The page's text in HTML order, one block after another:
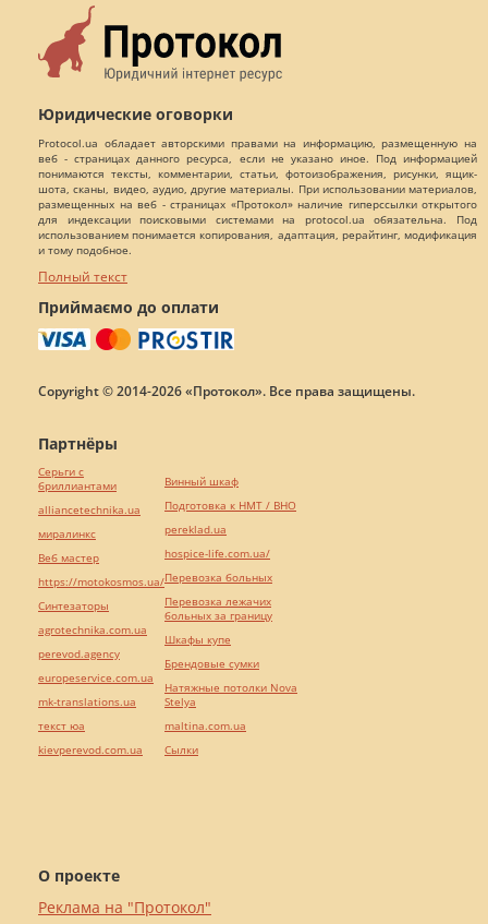
Юридические оговорки
Protocol.ua обладает авторскими правами на информацию, размещенную на
веб - страницах данного ресурса, если не указано иное. Под информацией
понимаются тексты, комментарии, статьи, фотоизображения, рисунки, ящик-
шота, сканы, видео, аудио, другие материалы. При использовании материалов,
размещенных на веб - страницах «Протокол» наличие гиперссылки открытого
для индексации поисковыми системами на protocol.ua обязательна. Под
использованием понимается копирования, адаптация, рерайтинг, модификация
и тому подобное.
Полный текст
Приймаємо до оплати
Copyright © 2014-2026 «Протокол». Все права защищены.
О проекте
Реклама на "Протокол"
Партнёры
Серьги с
бриллиантами
alliancetechnika.ua
миралинкс
Веб мастер
https://motokosmos.ua/
Синтезаторы
agrotechnika.com.ua
perevod.agency
europeservice.com.ua
mk-translations.ua
текст юа
kievperevod.com.ua
Винный шкаф
Подготовка к НМТ / ВНО
pereklad.ua
hospice-life.com.ua/
Перевозка больных
Перевозка лежачих
больных за границу
Шкафы купе
Брендовые сумки
Натяжные потолки Nova
Stelya
maltina.com.ua
Cылки